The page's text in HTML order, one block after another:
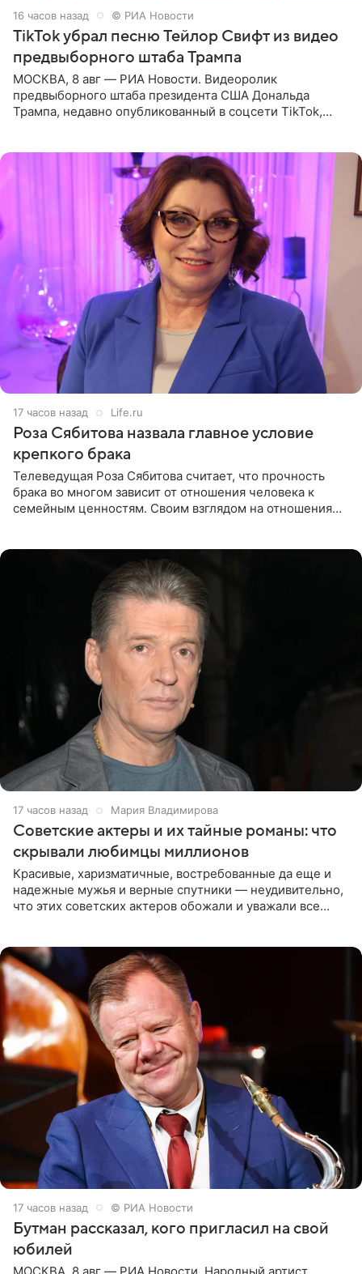
16 часов назад © РИА Новости
TikTok убрал песню Тейлор Свифт из видео
предвыборного штаба Трампа
МОСКВА, 8 авг — РИА Новости. Видеоролик
предвыборного штаба президента США Дональда
Трампа, недавно опубликованный в соцсети TikTok,
17 часов назад Life.ru
Роза Сябитова назвала главное условие
крепкого брака
Телеведущая Роза Сябитова считает, что прочность
брака во многом зависит от отношения человека к
семейным ценностям. Своим взглядом на отношения
17 часов назад Мария Владимирова
Советские актеры и их тайные романы: что
скрывали любимцы миллионов
Красивые, харизматичные, востребованные да еще и
надежные мужья и верные спутники — неудивительно,
что этих советских актеров обожали и уважали все
17 часов назад © РИА Новости
Бутман рассказал, кого пригласил на свой
юбилей
МОСКВА, 8 авг — РИА Новости. Народный артист